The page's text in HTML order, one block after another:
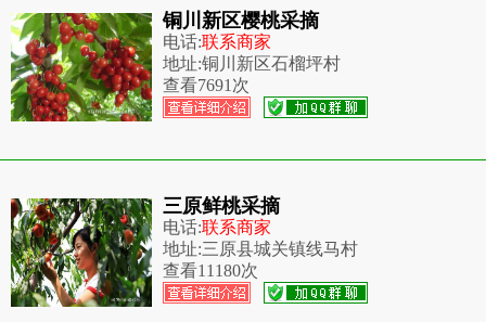
铜川新区樱桃采摘
电话:联系商家
地址:铜川新区石榴坪村
查看7691次
三原鲜桃采摘
电话:联系商家
地址:三原县城关镇线马村
查看11180次